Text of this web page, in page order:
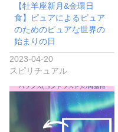
【牡羊座新月&金環日
食】ピュアによるピュア
のためのピュアな世界の
始まりの日
2023-04-20
スピリチュアル